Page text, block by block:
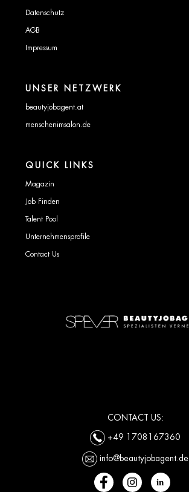
Datenschutz
AGB
Impressum
UNSER NETZWERK
beautyjobagent.at
menschenimsalon.de
QUICK LINKS
Magazin
Job Finden
Talent Pool
Unternehmensprofile
Contact Us
CONTACT US:
+49 1708167360
info@beautyjobagent.de